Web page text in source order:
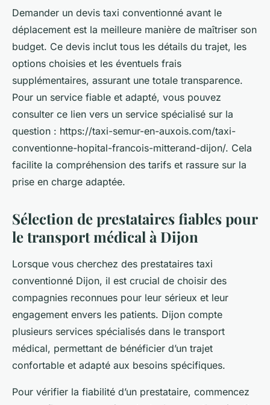
Demander un devis taxi conventionné avant le
déplacement est la meilleure manière de maîtriser son
budget. Ce devis inclut tous les détails du trajet, les
options choisies et les éventuels frais
supplémentaires, assurant une totale transparence.
Pour un service fiable et adapté, vous pouvez
consulter ce lien vers un service spécialisé sur la
question : https://taxi-semur-en-auxois.com/taxi-
conventionne-hopital-francois-mitterand-dijon/. Cela
facilite la compréhension des tarifs et rassure sur la
prise en charge adaptée.
Sélection de prestataires fiables pour
le transport médical à Dijon
Lorsque vous cherchez des prestataires taxi
conventionné Dijon, il est crucial de choisir des
compagnies reconnues pour leur sérieux et leur
engagement envers les patients. Dijon compte
plusieurs services spécialisés dans le transport
médical, permettant de bénéficier d’un trajet
confortable et adapté aux besoins spécifiques.
Pour vérifier la fiabilité d’un prestataire, commencez